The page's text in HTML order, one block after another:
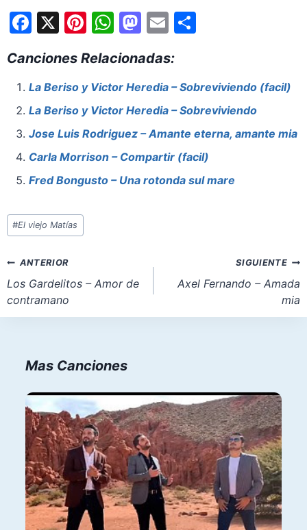
F
c
e
b
o
o
k
X Pi
er
e
st
W
at
s
A
p
p
M
st
o
d
o
n
E
ai
l
S
e
Canciones Relacionadas:
La Beriso y Victor Heredia – Sobreviviendo (facil)
La Beriso y Victor Heredia – Sobreviviendo
Jose Luis Rodriguez – Amante eterna, amante mia
Carla Morrison – Compartir (facil)
Fred Bongusto – Una rotonda sul mare
Etiquetas
de
entrada:
#El viejo Matías
Navegación
de
entradas
ANTERIOR
Los Gardelitos – Amor de
contramano
SIGUIENTE
Axel Fernando – Amada
mia
Mas Canciones